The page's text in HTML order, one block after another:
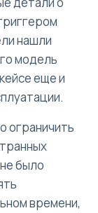
нашли
модель
еще и
ограничить
было
времени,